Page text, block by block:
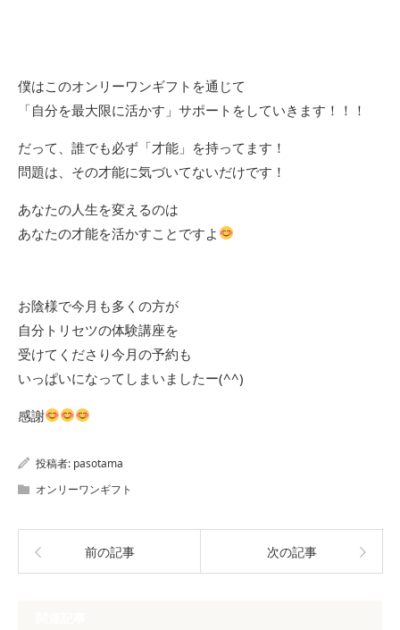
僕はこのオンリーワンギフトを通じて
「自分を最大限に活かす」サポートをしていきます！！！
だって、誰でも必ず「才能」を持ってます！
問題は、その才能に気づいてないだけです！
あなたの人生を変えるのは
あなたの才能を活かすことですよ
お陰様で今月も多くの方が
自分トリセツの体験講座を
受けてくださり今月の予約も
いっぱいになってしまいましたー(^^)
感謝
投稿者: pasotama
オンリーワンギフト
前の記事 次の記事